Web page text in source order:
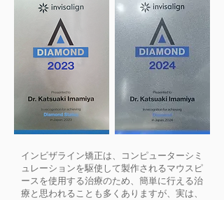
インビザライン矯正は、コンピューターシミ
ュレーションを駆使して製作されるマウスピ
ースを使用する治療のため、簡単に行える治
療と思われることも多くありますが、実は、